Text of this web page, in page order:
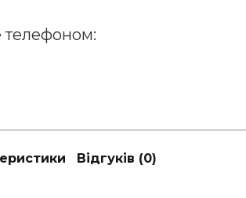
телефоном:
Відгуків (0)